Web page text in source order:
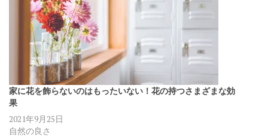
家に花を飾らないのはもったいない！花の持つさまざまな効
果
2021年9月25日
自然の良さ